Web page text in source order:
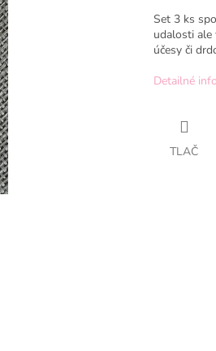
Set 3 ks
udalosti ale
účesy či
Detailné
TLAČ